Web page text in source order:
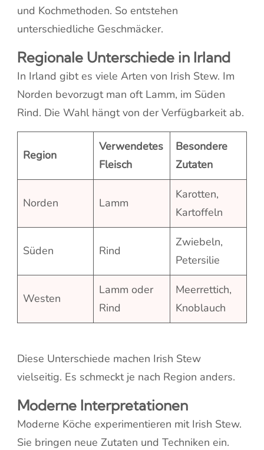
und Kochmethoden. So entstehen
unterschiedliche Geschmäcker.
Regionale Unterschiede in Irland
In Irland gibt es viele Arten von Irish Stew. Im
Norden bevorzugt man oft Lamm, im Süden
Rind. Die Wahl hängt von der Verfügbarkeit ab.
Region
Verwendetes
Fleisch
Besondere
Zutaten
Norden Lamm
Karotten,
Kartoffeln
Süden Rind
Zwiebeln,
Petersilie
Westen
Lamm oder
Rind
Meerrettich,
Knoblauch
Diese Unterschiede machen Irish Stew
vielseitig. Es schmeckt je nach Region anders.
Moderne Interpretationen
Moderne Köche experimentieren mit Irish Stew.
Sie bringen neue Zutaten und Techniken ein.